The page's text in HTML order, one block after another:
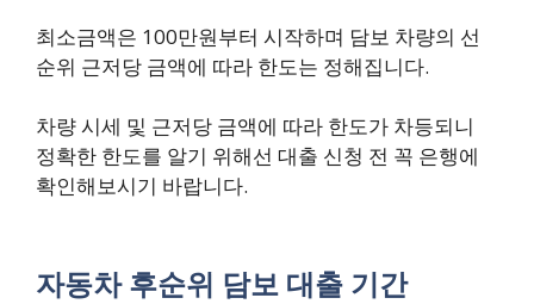
최소금액은 100만원부터 시작하며 담보 차량의 선
순위 근저당 금액에 따라 한도는 정해집니다.
차량 시세 및 근저당 금액에 따라 한도가 차등되니
정확한 한도를 알기 위해선 대출 신청 전 꼭 은행에
확인해보시기 바랍니다.
자동차 후순위 담보 대출 기간